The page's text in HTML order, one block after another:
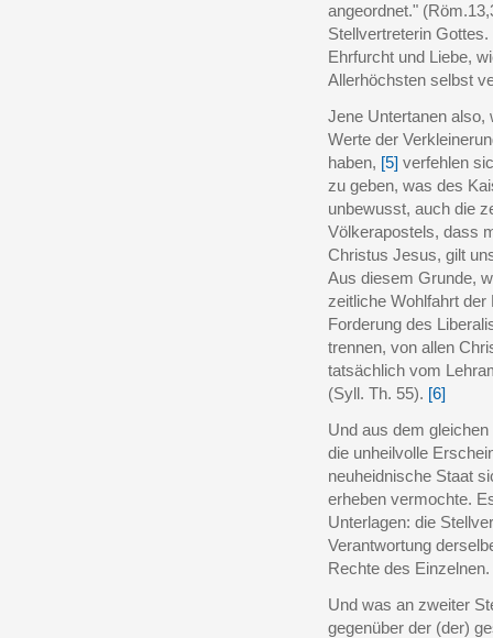
angeordnet."
Stellvertreterin
Ehrfurcht und Liebe,
Allerhöchsten selbst
Jene Untertanen also,
Werte der
haben, [5] verfehlen
zu geben, was des
unbewusst, auch die
Völkerapostels, dass
Christus Jesus, gilt
Aus diesem Grunde,
zeitliche Wohlfahrt
Forderung des
trennen, von allen
tatsächlich vom
(Syll. Th. 55). [6]
Und aus dem
die unheilvolle
neuheidnische Staat
erheben vermochte.
Unterlagen: die
Verantwortung
Rechte des Einzelnen.
Und was an zweiter
gegenüber der (der)